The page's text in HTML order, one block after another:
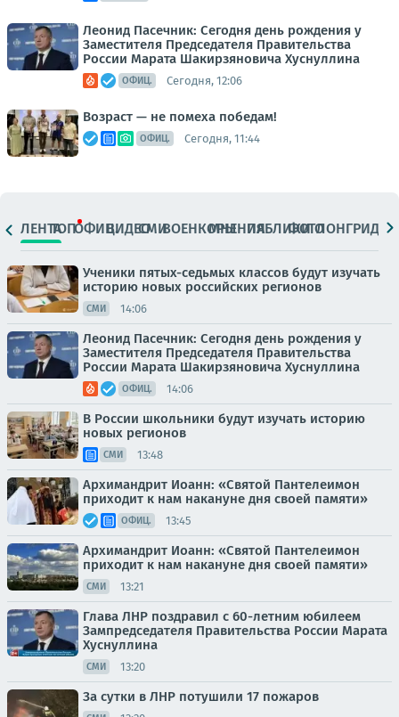
Леонид Пасечник: Сегодня день рождения у
Заместителя Председателя Правительства
России Марата Шакирзяновича Хуснуллина
ОФИЦ. Сегодня, 12:06
Возраст — не помеха победам!
ОФИЦ. Сегодня, 11:44
ЛЕНТАТОПОФИЦ.ВИДЕОСМИВОЕНКОРЫМНЕНИЯПАБЛИКИ
ФОТОЛОНГРИДЫ
Ученики пятых-седьмых классов будут изучать
историю новых российских регионов
СМИ 14:06
Леонид Пасечник: Сегодня день рождения у
Заместителя Председателя Правительства
России Марата Шакирзяновича Хуснуллина
ОФИЦ. 14:06
В России школьники будут изучать историю
новых регионов
СМИ 13:48
Архимандрит Иоанн: «Святой Пантелеимон
приходит к нам накануне дня своей памяти»
ОФИЦ. 13:45
Архимандрит Иоанн: «Святой Пантелеимон
приходит к нам накануне дня своей памяти»
СМИ 13:21
Глава ЛНР поздравил с 60-летним юбилеем
Зампредседателя Правительства России Марата
Хуснуллина
СМИ 13:20
За сутки в ЛНР потушили 17 пожаров